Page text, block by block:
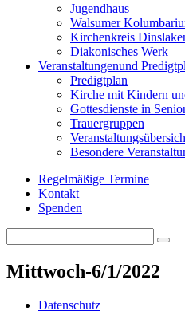
Jugendhaus
Walsumer
Kirchenkreis
Diakonisches Werk
Veranstaltungenund
Predigtplan
Kirche mit Kindern
Gottesdienste in
Trauergruppen
Besondere
Regelmäßige Termine
Kontakt
Spenden
for:
Mittwoch-6/1/2022
Datenschutz